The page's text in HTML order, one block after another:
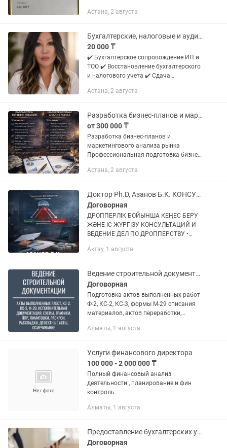
Консультации - Семинар Стаж 30 Лет.
Астана, 2 августа
Бухгалтерские, налоговые и аудиторские услуги
20 000 ₸
✔️ Бухгалтерское сопровождение ИП и
ТОО ✔️ Восстановление бухгалтерского
и налогового учета ✔️ Сдача
финансовой отчетности ✔️ Налоговое
Астана, 2 августа
Разработка бизнес-планов и маркетингового анализа рынка
от 300 000 ₸
Разработка бизнес-планов и
маркетингового анализа рынка
Профессиональная подготовка бизнес-
бизнеса, получения инвестиций и
программах. Что...
Астана, 2 августа
Доктор Ph.D, Азанов Б.К. КОНСУЛЬТАЦИЙ И ВЕДЕНИЕ ДЕЛ ПО ДРОППЕРСТВУ
Договорная
ДРОППЕРЛІК БОЙЫНША КЕҢЕС БЕРУ
ЖӘНЕ ІС ЖҮРГІЗУ КОНСУЛЬТАЦИЙ И
ВЕДЕНИЕ ДЕЛ ПО ДРОППЕРСТВУ •
Практикующий юрист, Магистр
экономике (к.э.н РФ)...
Актау, 1 августа
Ведение строительной документации, ПТО
Договорная
Подготовка актов выполненных работ
Ф-2, КС-2, КС-3, формы М-29 списания
материалов, актов переработки,
документации - актов скрытых работ,
Алматы, 1 августа
Услуги финансового директора
100 000 - 2 000 000 ₸
Полный финансовый анализ
деятельности , планирование и фин
контроль .
Алматы, 1 августа
Предоставление бухгалтерских услуг!
Договорная